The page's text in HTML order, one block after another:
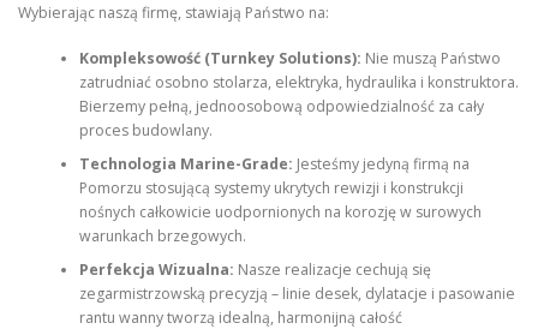
Wybierając naszą firmę, stawiają Państwo na:
Kompleksowość (Turnkey Solutions): Nie muszą Państwo
zatrudniać osobno stolarza, elektryka, hydraulika i konstruktora.
Bierzemy pełną, jednoosobową odpowiedzialność za cały
proces budowlany.
Technologia Marine-Grade: Jesteśmy jedyną firmą na
Pomorzu stosującą systemy ukrytych rewizji i konstrukcji
nośnych całkowicie uodpornionych na korozję w surowych
warunkach brzegowych.
Perfekcja Wizualna: Nasze realizacje cechują się
zegarmistrzowską precyzją – linie desek, dylatacje i pasowanie
rantu wanny tworzą idealną, harmonijną całość